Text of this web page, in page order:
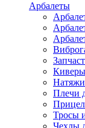
Арбалеты
Киверы
Плечи
Тросы
Чехлы